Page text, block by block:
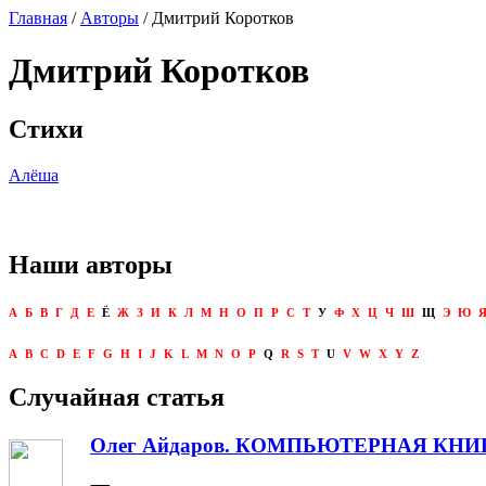
Главная / Авторы / Дмитрий Коротков
Дмитрий Коротков
Стихи
Алёша
Наши авторы
А Б В Г Д Е Ё Ж З И К Л М Н О П Р С Т У Ф Х Ц Ч Ш Щ Э Ю Я
A B C D E F G H I J K L M N O P Q R S T U V W X Y Z
Случайная статья
Олег Айдаров. КОМПЬЮТЕРНАЯ